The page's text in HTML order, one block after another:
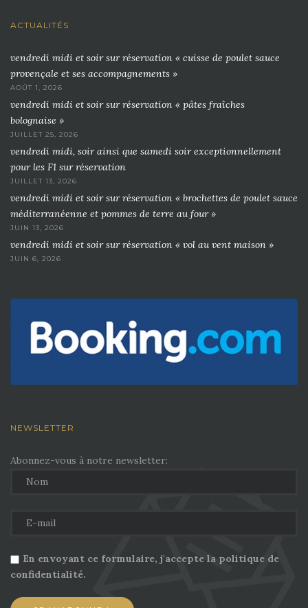
ACTUALITÉS
vendredi midi et soir sur réservation « cuisse de poulet sauce
provençale et ses accompagnements »
AOÛT 1, 2026
vendredi midi et soir sur réservation « pâtes fraîches
bolognaise »
JUILLET 25, 2026
vendredi midi, soir ainsi que samedi soir exceptionnellement
pour les F1 sur réservation
JUILLET 13, 2026
vendredi midi et soir sur réservation « brochettes de poulet sauce
méditerranéenne et pommes de terre au four »
JUIN 13, 2026
vendredi midi et soir sur réservation « vol au vent maison »
JUIN 6, 2026
NEWSLETTER
Abonnez-vous à notre newsletter:
En envoyant ce formulaire, j'accepte la politique de
confidentialité.